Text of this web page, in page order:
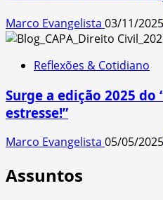
Marco Evangelista 03/11/2025
Reflexões & Cotidiano
Surge a edição 2025
estresse!”
Marco Evangelista 05/05/2025
Assuntos